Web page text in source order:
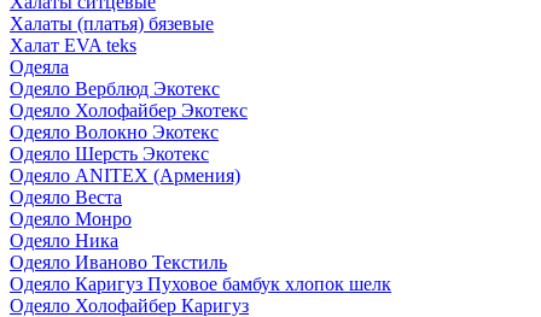
Халаты (платья) бязевые
Халат EVA teks
Одеяла
Одеяло Верблюд Экотекс
Одеяло Холофайбер Экотекс
Одеяло Волокно Экотекс
Одеяло Шерсть Экотекс
Одеяло ANITEX (Армения)
Одеяло Веста
Одеяло Монро
Одеяло Ника
Одеяло Иваново Текстиль
Одеяло Каригуз Пуховое бамбук хлопок шелк
Одеяло Холофайбер Каригуз